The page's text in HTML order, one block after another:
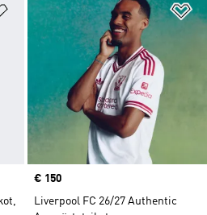
Zur Wunschliste hinzufügen
Price
€ 150
Liverpool FC 26/27 Authentic